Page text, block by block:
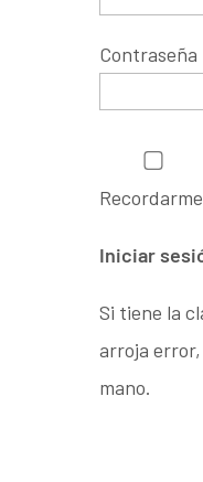
Contraseña
Recordarme
Si tiene la
arroja
mano.